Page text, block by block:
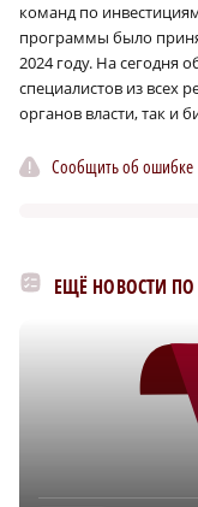
команд по
программы было
2024 году. На сегодня
специалистов из всех
органов власти, так и
Сообщить об ошибке
ЕЩЁ НОВОСТИ